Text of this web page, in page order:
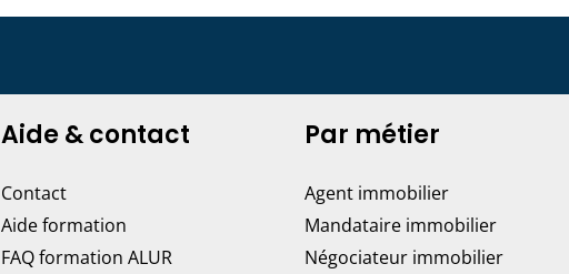
Aide & contact
Contact
Aide formation
FAQ formation ALUR
Par métier
Agent immobilier
Mandataire immobilier
Négociateur immobilier